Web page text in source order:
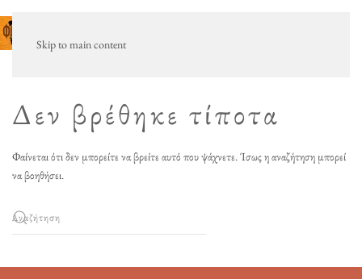
Skip to main content
Δεν βρέθηκε τίποτα
Φαίνεται ότι δεν μπορείτε να βρείτε αυτό που ψάχνετε. Ίσως η αναζήτηση μπορεί
να βοηθήσει.